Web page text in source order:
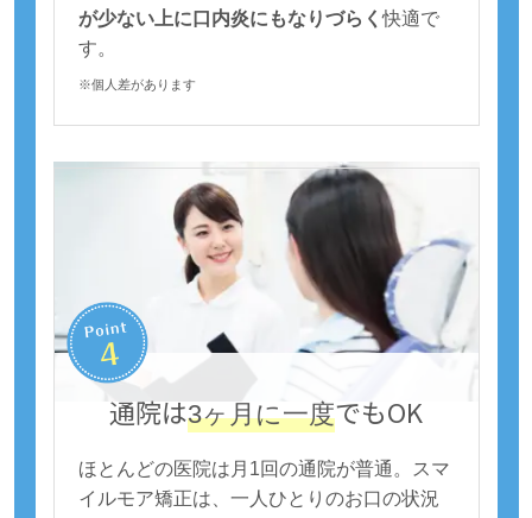
が少ない上に口内炎にもなりづらく快適で
す。
※個人差があります
通院は3ヶ月に一度でもOK
ほとんどの医院は月1回の通院が普通。スマ
イルモア矯正は、一人ひとりのお口の状況